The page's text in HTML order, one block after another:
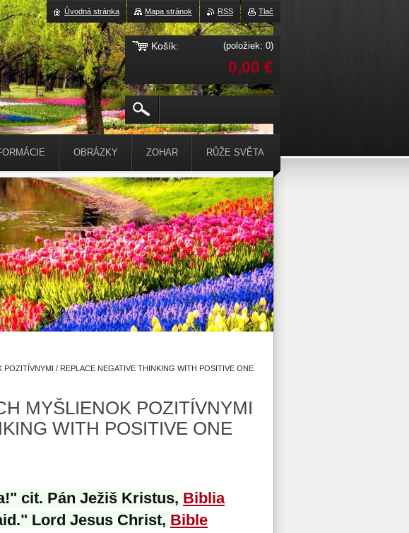
POZITÍVNYMI / REPLACE NEGATIVE THINKING WITH POSITIVE ONE
MYŠLIENOK POZITÍVNYMI
WITH POSITIVE ONE
cit. Pán Ježiš Kristus, Biblia
Lord Jesus Christ, Bible
OBRÁZKY ZOHAR RŮŽE SVĚTA
Tlač
RSS
Mapa stránok
Úvodná stránka
Košík: (položiek: 0)
0,00 €